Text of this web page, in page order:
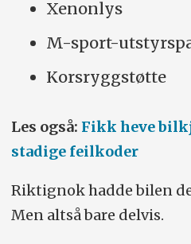
Xenonlys
M-sport-
Korsryggstøtte
Les også: Fikk heve
stadige feilkoder
Riktignok hadde bilen
Men altså bare delvis.